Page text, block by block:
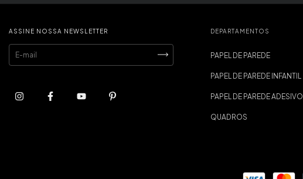
ASSINE NOSSA NEWSLETTER DEPARTAMENTOS
PAPEL DE PAREDE
PAPEL DE PAREDE INFANTIL
PAPEL DE PAREDE ADESIVO
QUADROS